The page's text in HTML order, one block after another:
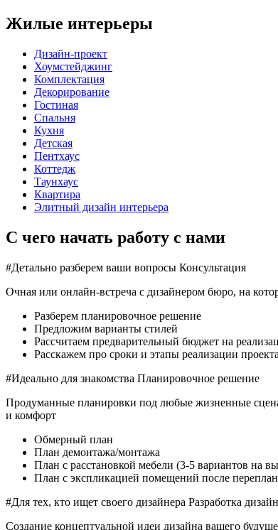
Жилые интерьеры
Дизайн-проект
Хоумстейджинг
Комплектация
Декорирование
Гостиная
Спальня
Кухня
Детская
Пентхаус
Коттедж
Таунхаус
Квартира
Элитный дизайн интерьера
С чего начать работу с нами
#Детально разберем ваши вопросы Консультация
Очная или онлайн-встреча с дизайнером бюро, на
Разберем планировочное решение
Предложим варианты стилей
Рассчитаем предварительный бюджет на
Расскажем про сроки и этапы реализации проекта
#Идеально для знакомства Планировочное решение
Продуманные планировки под любые жизненные
и комфорт
Обмерный план
План демонтажа/монтажа
План с расстановкой мебели (3-5 вариантов на
План с экспликацией помещений после
#Для тех, кто ищет своего дизайнера Разработка
Создание концептуальной идеи дизайна вашего